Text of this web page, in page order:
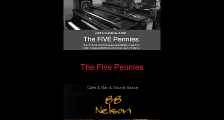
The Five Pennies